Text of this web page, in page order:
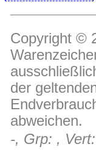
Copyright ©
der
abweichen.
-, Grp: , Vert: